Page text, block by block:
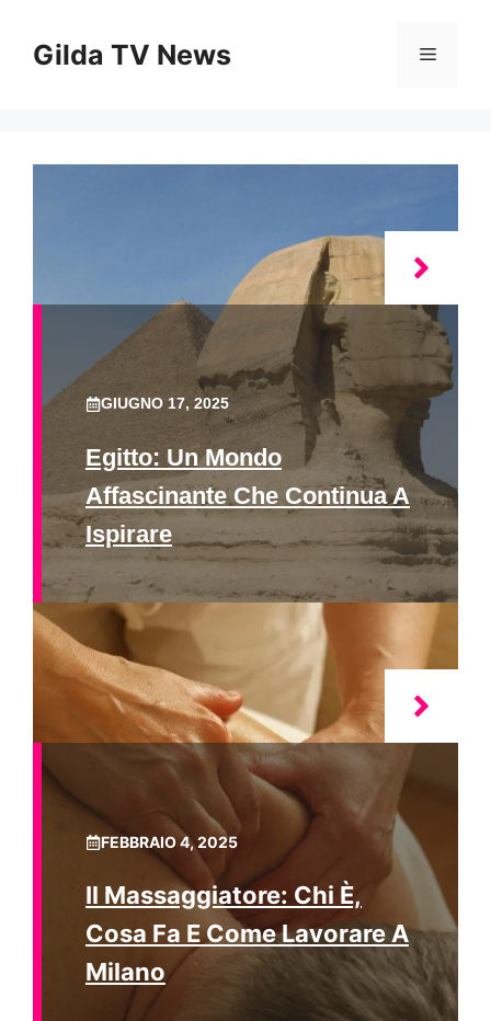
contenuto
Gilda TV News Menu
GIUGNO 17, 2025
Egitto: Un Mondo
Affascinante Che Continua A
Ispirare
FEBBRAIO 4, 2025
Il Massaggiatore: Chi È,
Cosa Fa E Come Lavorare A
Milano